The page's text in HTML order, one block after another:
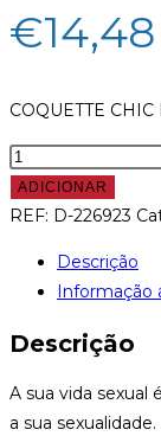
€14,48
COQUETTE
Quantidade
de
COQUETTE
DESIRE
MÁSCARA
COURO
VEGANO
ADICIONAR
REF: D-226923
Descrição
Informação
Descrição
A sua vida
a sua sexualidade.